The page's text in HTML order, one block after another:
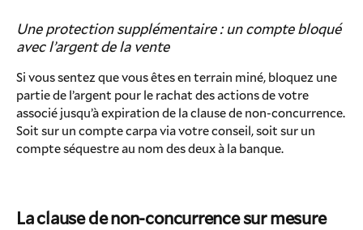
Une protection supplémentaire : un compte bloqué
avec l’argent de la vente
Si vous sentez que vous êtes en terrain miné, bloquez une
partie de l’argent pour le rachat des actions de votre
associé jusqu’à expiration de la clause de non-concurrence.
Soit sur un compte carpa via votre conseil, soit sur un
compte séquestre au nom des deux à la banque.
La clause de non-concurrence sur mesure